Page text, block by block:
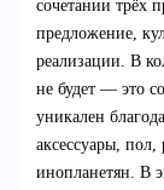
сочетании трёх
предложение,
реализации. В
не будет — это
уникален
аксессуары,
инопланетян. В